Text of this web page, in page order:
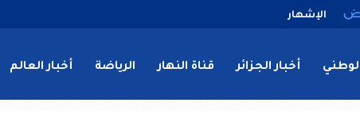
الإشهار
أخبار الجزائر قناة النهار الرياضة أخبار العالم